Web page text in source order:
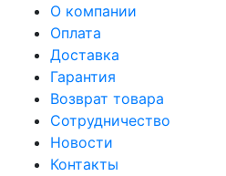
О компании
Оплата
Доставка
Гарантия
Возврат товара
Сотрудничество
Новости
Контакты